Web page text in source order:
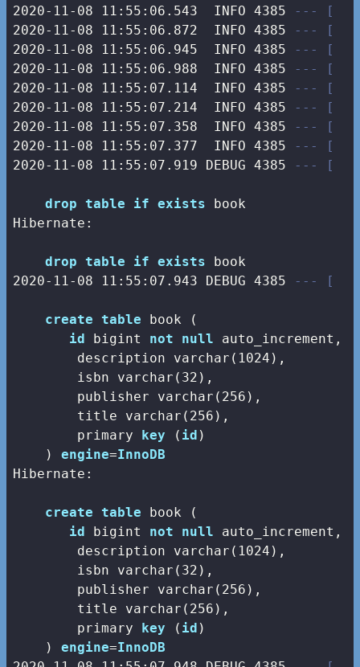
2020-11-08 11:55:06.543  INFO 4385 --- [
2020-11-08 11:55:06.872  INFO 4385 --- [
2020-11-08 11:55:06.945  INFO 4385 --- [
2020-11-08 11:55:06.988  INFO 4385 --- [
2020-11-08 11:55:07.114  INFO 4385 --- [
2020-11-08 11:55:07.214  INFO 4385 --- [
2020-11-08 11:55:07.358  INFO 4385 --- [
2020-11-08 11:55:07.377  INFO 4385 --- [
2020-11-08 11:55:07.919 DEBUG 4385 --- [
drop table if exists book
Hibernate:
drop table if exists
2020-11 -08 11 : 55 : 07.943 DEBUG 4385 --- [
create table book (
id
bigint not null auto_increment,
        description
varchar ( 1024 ),
        isbn
varchar ( 32 ),
        publisher
varchar ( 256 ),
        title
varchar ( 256 ),
        primary
key ( id )
    )
engine=InnoDB
Hibernate:
create table book (
id
bigint not null auto_increment,
        description
varchar ( 1024 ),
        isbn
varchar ( 32 ),
        publisher
varchar ( 256 ),
        title
varchar ( 256 ),
        primary
key ( id )
    )
engine=InnoDB